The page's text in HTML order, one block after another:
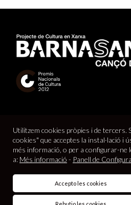
© 2026BarnasantsProjecte de
Política de cookies|Política de
Utilitzem cookies pròpies i de tercers.
cookies" que acceptes la instal·lació i
més informació, o per a configurar-ne
a: Més informació - Panell de
Accepto les cookies